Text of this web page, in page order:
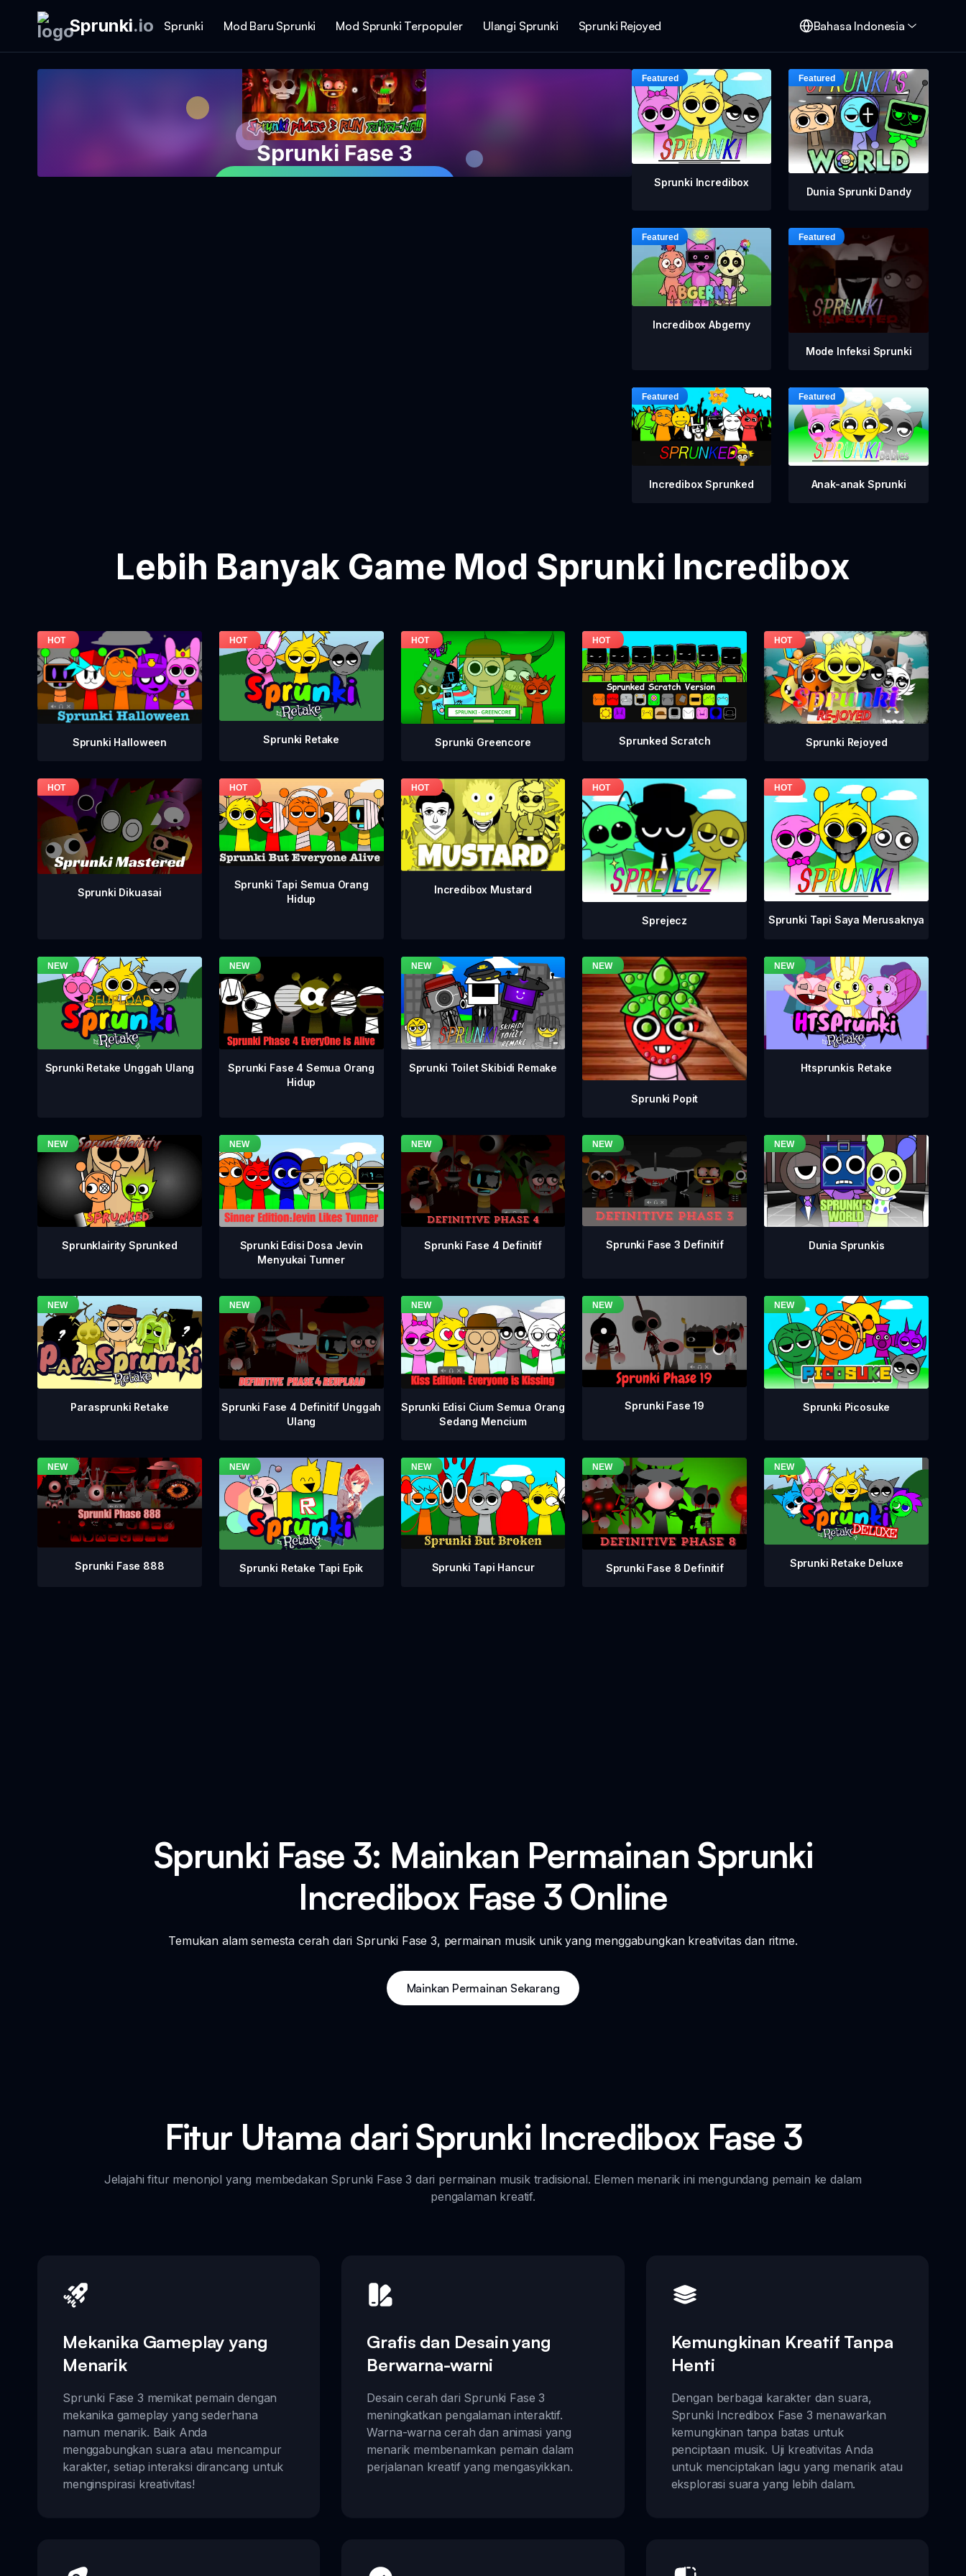
Sprunki.io Sprunki Mod Baru Sprunki Mod Sprunki Terpopuler Ulangi Sprunki Sprunki Rejoyed Bahasa Indonesia
Sprunki Fase 3
Sprunki Incredibox
Dunia Sprunki Dandy
Incredibox Abgerny
Mode Infeksi Sprunki
Incredibox Sprunked Anak-anak Sprunki
Lebih Banyak Game Mod Sprunki Incredibox
Sprunki Halloween Sprunki Retake Sprunki Greencore Sprunked Scratch Sprunki Rejoyed
Sprunki Dikuasai
Sprunki Tapi Semua Orang
Hidup
Incredibox Mustard
Sprejecz Sprunki Tapi Saya Merusaknya
Sprunki Retake Unggah Ulang
Sprunki Fase 4 Semua Orang
Hidup
Sprunki Toilet Skibidi Remake
Sprunki Popit
Htsprunkis Retake
Sprunklairity Sprunked
Sprunki Edisi Dosa Jevin
Menyukai Tunner
Sprunki Fase 4 Definitif Sprunki Fase 3 Definitif Dunia Sprunkis
Parasprunki Retake
Sprunki Fase 4 Definitif Unggah
Ulang
Sprunki Edisi Cium Semua Orang
Sedang Mencium
Sprunki Fase 19 Sprunki Picosuke
Sprunki Fase 888 Sprunki Retake Tapi Epik Sprunki Tapi Hancur Sprunki Fase 8 Definitif Sprunki Retake Deluxe
Sprunki Fase 3: Mainkan Permainan Sprunki
Incredibox Fase 3 Online
Temukan alam semesta cerah dari Sprunki Fase 3, permainan musik unik yang menggabungkan kreativitas dan ritme.
Mainkan Permainan Sekarang
Fitur Utama dari Sprunki Incredibox Fase 3
Jelajahi fitur menonjol yang membedakan Sprunki Fase 3 dari permainan musik tradisional. Elemen menarik ini mengundang pemain ke dalam
pengalaman kreatif.
Mekanika Gameplay yang
Menarik
Sprunki Fase 3 memikat pemain dengan
mekanika gameplay yang sederhana
namun menarik. Baik Anda
menggabungkan suara atau mencampur
karakter, setiap interaksi dirancang untuk
menginspirasi kreativitas!
Grafis dan Desain yang
Berwarna-warni
Desain cerah dari Sprunki Fase 3
meningkatkan pengalaman interaktif.
Warna-warna cerah dan animasi yang
menarik membenamkan pemain dalam
perjalanan kreatif yang mengasyikkan.
Kemungkinan Kreatif Tanpa
Henti
Dengan berbagai karakter dan suara,
Sprunki Incredibox Fase 3 menawarkan
kemungkinan tanpa batas untuk
penciptaan musik. Uji kreativitas Anda
untuk menciptakan lagu yang menarik atau
eksplorasi suara yang lebih dalam.